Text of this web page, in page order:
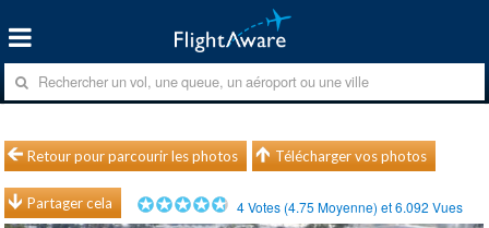
Retour pour parcourir les photos Télécharger vos photos
Partager cela 4Votes (4.75 Moyenne) et6.092 Vues